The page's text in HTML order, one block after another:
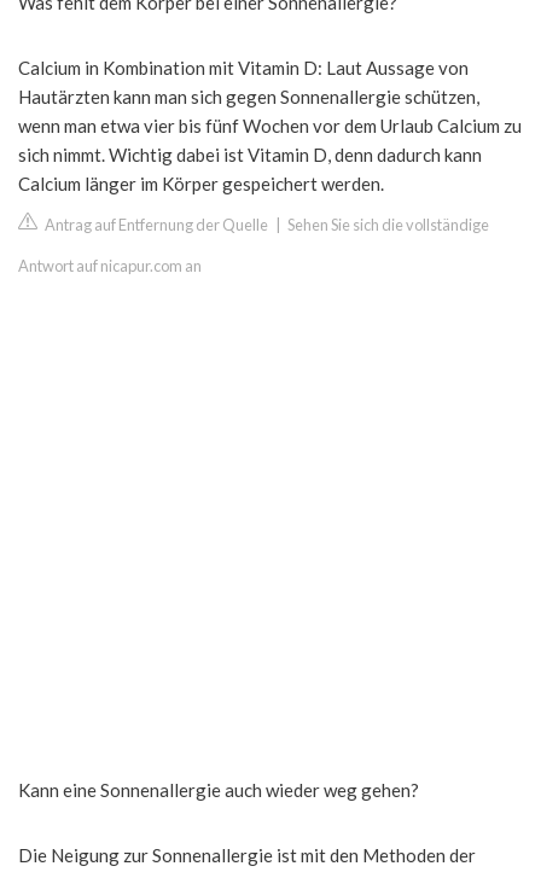
Calcium in Kombination mit Vitamin D: Laut Aussage von
Hautärzten kann man sich gegen Sonnenallergie schützen,
wenn man etwa vier bis fünf Wochen vor dem Urlaub Calcium zu
sich nimmt. Wichtig dabei ist Vitamin D, denn dadurch kann
Calcium länger im Körper gespeichert werden.
Antrag auf Entfernung der Quelle Sehen Sie sich die vollständige
Antwort auf nicapur.com an
Kann eine Sonnenallergie auch wieder weg gehen?
Die Neigung zur Sonnenallergie ist mit den Methoden der